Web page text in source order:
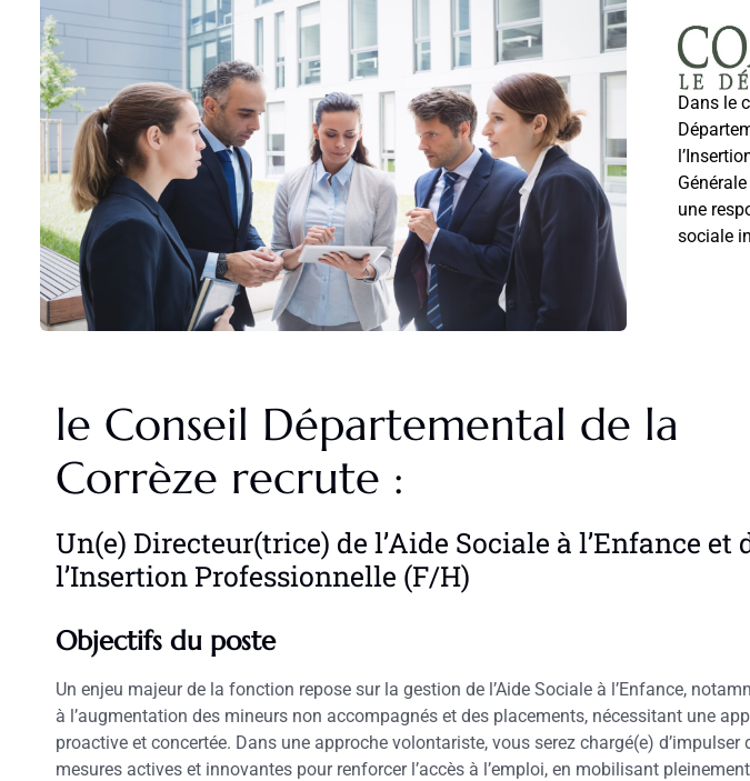
Dans le
une
sociale
le Conseil Départemental de la
Corrèze recrute :
Un(e) Directeur(trice) de l’Aide Sociale à l’Enfance et
l’Insertion Professionnelle (F/H)
Objectifs du poste
Un enjeu majeur de la fonction repose sur la gestion de l’Aide Sociale à l’Enfance,
à l’augmentation des mineurs non accompagnés et des placements, nécessitant une
proactive et concertée. Dans une approche volontariste, vous serez chargé(e) d’impulser
mesures actives et innovantes pour renforcer l’accès à l’emploi, en mobilisant